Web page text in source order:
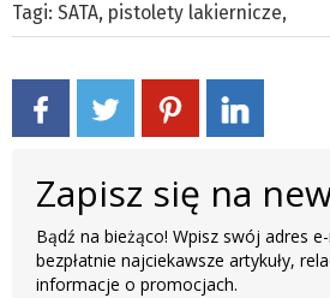
Tagi: SATA, pistolety lakiernicze,
Zapisz się na
Bądź na bieżąco! Wpisz swój adres
bezpłatnie najciekawsze artykuły,
informacje o promocjach.